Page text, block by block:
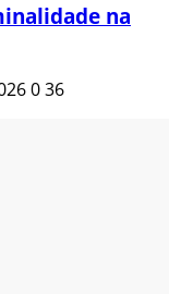
na
036